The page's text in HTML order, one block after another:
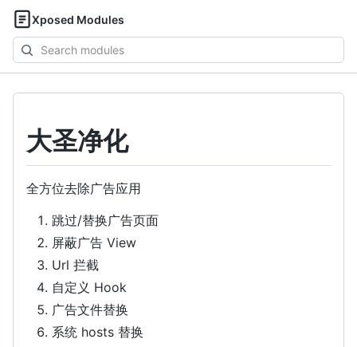
Xposed Modules
Search
modules
大圣净化
全方位去除广告应用
跳过/替换广告页面
屏蔽广告 View
Url 拦截
自定义 Hook
广告文件替换
系统 hosts 替换